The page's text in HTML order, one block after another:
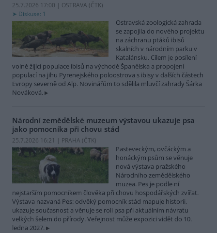
25.7.2026 17:00 | OSTRAVA (ČTK)
Diskuse: 1
Ostravská zoologická zahrada
se zapojila do nového projektu
na záchranu ptáků ibisů
skalních v národním parku v
Katalánsku. Cílem je posílení
volně žijící populace ibisů na východě Španělska a propojení
populací na jihu Pyrenejského poloostrova s ibisy v dalších částech
Evropy severně od Alp. Novinářům to sdělila mluvčí zahrady Šárka
Nováková.
Národní zemědělské muzeum výstavou ukazuje psa
jako pomocníka při chovu stád
25.7.2026 16:21 | PRAHA (ČTK)
Pasteveckým, ovčáckým a
honáckým psům se věnuje
nová výstava pražského
Národního zemědělského
muzea. Pes je podle ní
nejstarším pomocníkem člověka při chovu hospodářských zvířat.
Výstava nazvaná Pes: odvěký pomocník stád mapuje historii,
ukazuje současnost a věnuje se roli psa při aktuálním návratu
velkých šelem do přírody. Veřejnost může expozici vidět do 10.
ledna 2027.